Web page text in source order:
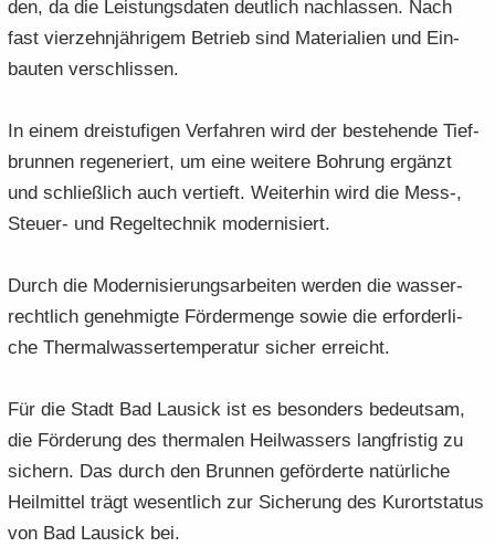
den, da die Leis­tungs­da­ten deut­lich nach­las­sen. Nach
fast vier­zehn­jäh­ri­gem Be­trieb sind Ma­te­ria­li­en und Ein­
bau­ten ver­schlis­sen.
In einem drei­stu­fi­gen Ver­fah­ren wird der be­stehen­de Tief­
brun­nen re­ge­ne­riert, um eine wei­te­re Boh­rung er­gänzt
und schließ­lich auch ver­tieft. Wei­ter­hin wird die Mess-,
Steuer-​ und Re­gel­tech­nik mo­der­ni­siert.
Durch die Mo­der­ni­sie­rungs­ar­bei­ten wer­den die was­ser­
recht­lich ge­neh­mig­te För­der­men­ge sowie die er­for­der­li­
che Ther­mal­was­ser­tem­pe­ra­tur si­cher er­reicht.
Für die Stadt Bad Lau­sick ist es be­son­ders be­deut­sam,
die För­de­rung des ther­ma­len Heil­was­sers lang­fris­tig zu
si­chern. Das durch den Brun­nen ge­för­der­te na­tür­li­che
Heil­mit­tel trägt we­sent­lich zur Si­che­rung des Kur­ort­sta­tus
von Bad Lau­sick bei.